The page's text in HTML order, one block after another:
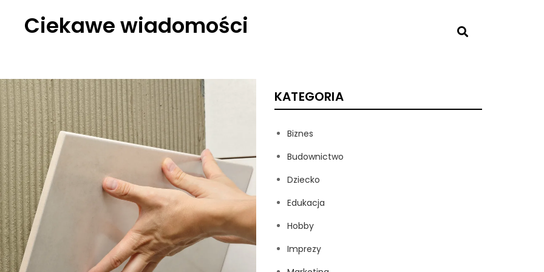
Ciekawe wiadomości
KATEGORIA
Biznes
Budownictwo
Dziecko
Edukacja
Hobby
Imprezy